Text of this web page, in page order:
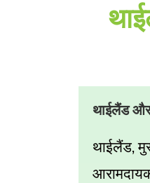
थाईलैंड
थाईलैंड,